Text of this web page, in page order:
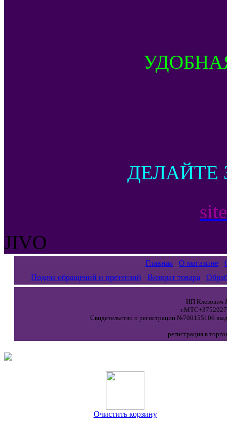
ДЕЛАЙТЕ
JIVO
Главная О магазине
Подача обращений и претензий
Возврат товара
ИП Клезович
Свидетельство о регистрации №700155106
регистрация в
Очистить корзину